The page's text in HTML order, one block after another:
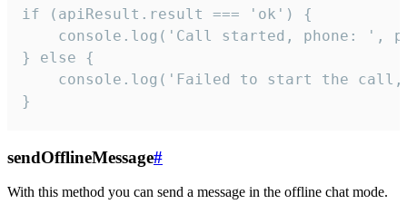
if (apiResult.result === 'ok') {
console.log('Call started, phone: ',
} else {
console.log('Failed to start the
}
sendOfflineMessage#
With this method you can send a message in the offline chat mode.